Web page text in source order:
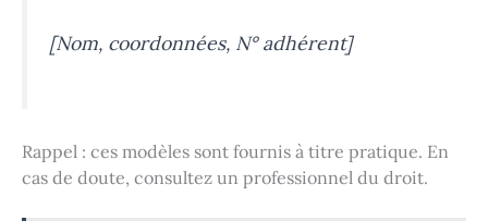
[Nom, coordonnées, N° adhérent]
Rappel : ces modèles sont fournis à titre pratique. En
cas de doute, consultez un professionnel du droit.